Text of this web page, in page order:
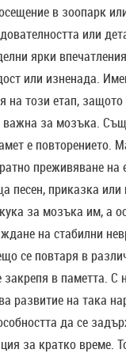
в зоопарк
или
ярки
или изненада.
на този етап,
за мозъка.
е повторението.
преживяване
песен, приказка или
за мозъка им, а
на стабилни
се повтаря в
в паметта. С
развитие на така
да се
за кратко време.